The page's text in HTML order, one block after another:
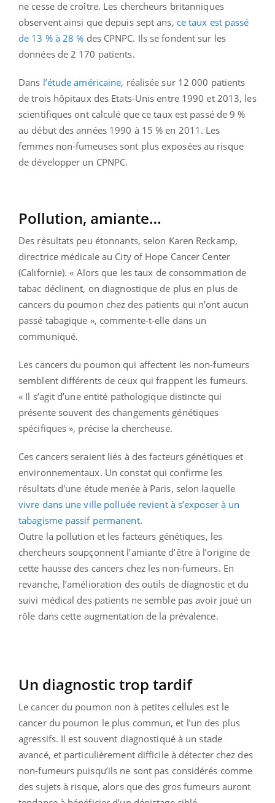
ne cesse de croître. Les chercheurs britanniques
observent ainsi que depuis sept ans, ce taux est passé
de 13 % à 28 % des CPNPC. Ils se fondent sur les
données de 2 170 patients.
Dans l’étude américaine, réalisée sur 12 000 patients
de trois hôpitaux des Etats-Unis entre 1990 et 2013, les
scientifiques ont calculé que ce taux est passé de 9 %
au début des années 1990 à 15 % en 2011. Les
femmes non-fumeuses sont plus exposées au risque
de développer un CPNPC.
Pollution, amiante…
Des résultats peu étonnants, selon Karen Reckamp,
directrice médicale au City of Hope Cancer Center
(Californie). « Alors que les taux de consommation de
tabac déclinent, on diagnostique de plus en plus de
cancers du poumon chez des patients qui n’ont aucun
passé tabagique », commente-t-elle dans un
communiqué.
Les cancers du poumon qui affectent les non-fumeurs
semblent différents de ceux qui frappent les fumeurs.
« Il s’agit d’une entité pathologique distincte qui
présente souvent des changements génétiques
spécifiques », précise la chercheuse.
Ces cancers seraient liés à des facteurs génétiques et
environnementaux. Un constat qui confirme les
résultats d'une étude menée à Paris, selon laquelle
vivre dans une ville polluée revient à s’exposer à un
tabagisme passif permanent.
Outre la pollution et les facteurs génétiques, les
chercheurs soupçonnent l’amiante d’être à l’origine de
cette hausse des cancers chez les non-fumeurs. En
revanche, l’amélioration des outils de diagnostic et du
suivi médical des patients ne semble pas avoir joué un
rôle dans cette augmentation de la prévalence.
Un diagnostic trop tardif
Le cancer du poumon non à petites cellules est le
cancer du poumon le plus commun, et l’un des plus
agressifs. Il est souvent diagnostiqué à un stade
avancé, et particulièrement difficile à détecter chez des
non-fumeurs puisqu’ils ne sont pas considérés comme
des sujets à risque, alors que des gros fumeurs auront